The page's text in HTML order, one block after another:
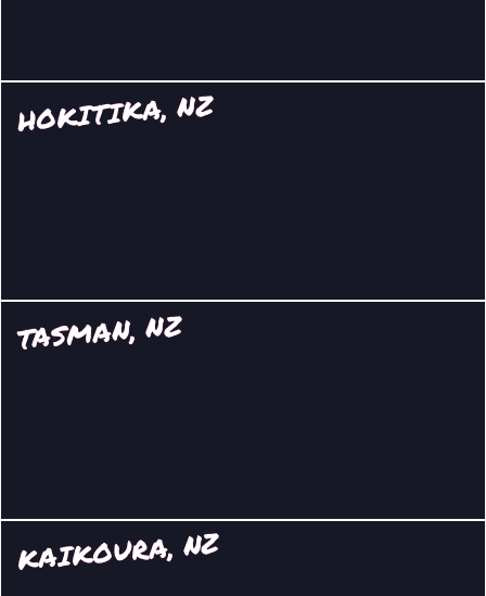
HOKITIKA, NZ
TASMAN, NZ
KAIKOURA, NZ